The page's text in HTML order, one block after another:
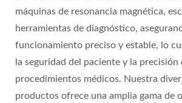
máquinas de resonancia magnética,
herramientas de diagnóstico,
funcionamiento preciso y estable, lo
la seguridad del paciente y la precisión
procedimientos médicos. Nuestra
productos ofrece una amplia gama de